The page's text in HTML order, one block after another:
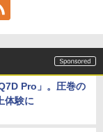
Pro」。圧巻の
体験に